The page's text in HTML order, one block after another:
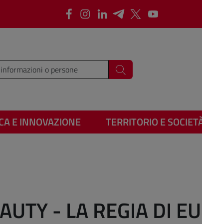
FacebookInstagram
LinkedInTelegram
X Youtube
termini da cercare Cerca
E INNOVAZIONE TERRITORIO E
- LA REGIA DI